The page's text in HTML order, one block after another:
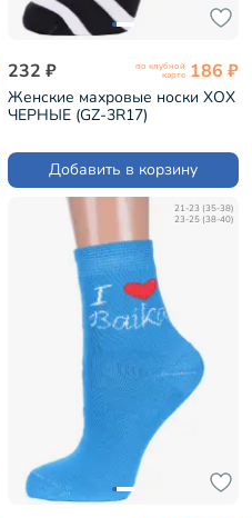
232 ₽ по клубной
карте 186 ₽
Женские махровые носки ХОХ
ЧЕРНЫЕ (GZ-3R17)
Добавить в корзину
21-23 (35-38)
23-25 (38-40)